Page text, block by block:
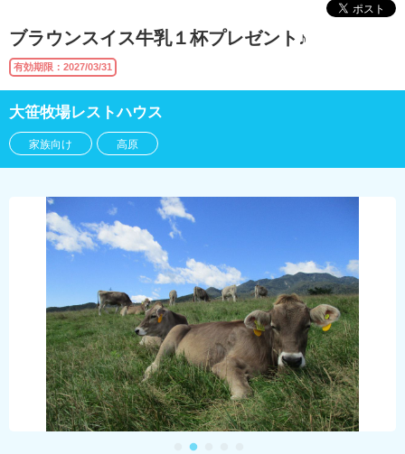
ブラウンスイス牛乳１杯プレゼント♪
有効期限：2027/03/31
大笹牧場レストハウス
家族向け 高原